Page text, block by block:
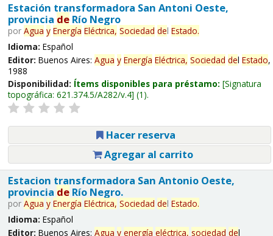
Estación transformadora San Antoni Oeste,
provincia deRío Negro
por Agua y Energía Eléctrica, Sociedad del Estado.
Idioma: Español
Editor: Buenos Aires: Agua y Energía Eléctrica, Sociedad del Estado,
1988
Disponibilidad: Ítems disponibles para préstamo: Signatura
topográfica: 621.374.5/A282/v.4 (1).
Hacer reserva
Agregar al carrito
Estacion transformadora San Antonio Oeste,
provincia deRío Negro.
por Agua y Energía Eléctrica, Sociedad del Estado.
Idioma: Español
Editor: Buenos Aires: Agua y energía eléctrica, sociedad del